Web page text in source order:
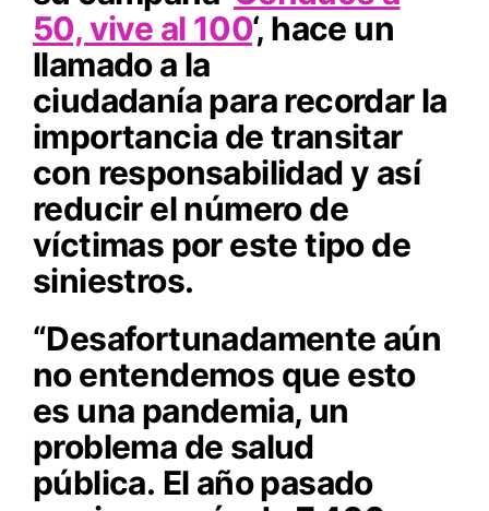
50, vive al 100‘, hace un
llamado a la
ciudadanía para recordar la
importancia de transitar
con responsabilidad y así
reducir el número de
víctimas por este tipo de
siniestros.
“Desafortunadamente aún
no entendemos que esto
es una pandemia, un
problema de salud
pública. El año pasado